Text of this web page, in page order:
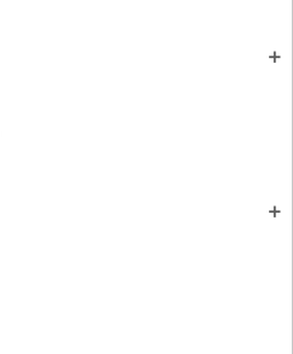
add
add